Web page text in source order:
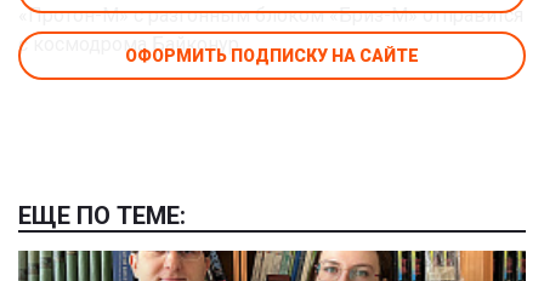
«Протон-М» с разгонным блоком «Бриз-М» отправится
с космодрома Байконур.
ОФОРМИТЬ ПОДПИСКУ НА САЙТЕ
ЕЩЕ ПО ТЕМЕ: